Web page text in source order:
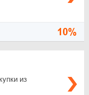
10%
из